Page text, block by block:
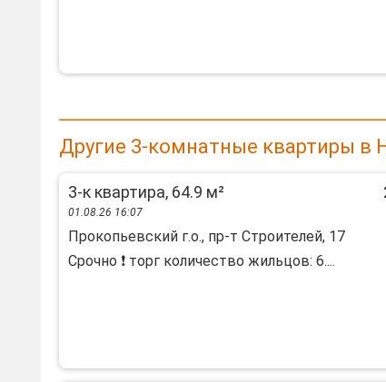
Другие 3-комнатные квартиры в
3-к квартира, 64.9 м²
01.08.26 16:07
Прокопьевский г.о., пр-т Строителей, 17
Срочно ❗ торг количество жильцов: 6....